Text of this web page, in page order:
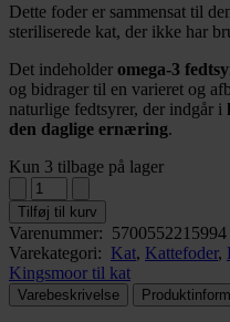
Dette foder er sammensat til
steriliserede kat, der ikke har
Det indeholder omega-3
og bidrager til en varieret og
naturlige fedtsyrer, der indgår i
den daglige ernæring.
Kun 3 tilbage på lager
Tilføj til kurv
Varenummer: 5700552215994
Varekategori: Kat, Kattefoder,
Kingsmoor til kat
Varebeskrivelse